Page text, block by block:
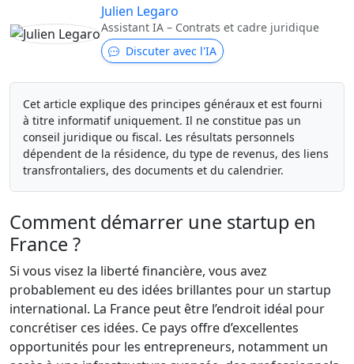
Julien Legaro
Assistant IA – Contrats et cadre juridique
Discuter avec l'IA
Cet article explique des principes généraux et est fourni
à titre informatif uniquement. Il ne constitue pas un
conseil juridique ou fiscal. Les résultats personnels
dépendent de la résidence, du type de revenus, des liens
transfrontaliers, des documents et du calendrier.
Comment démarrer une startup en
France ?
Si vous visez la liberté financière, vous avez
probablement eu des idées brillantes pour un startup
international. La France peut être l’endroit idéal pour
concrétiser ces idées. Ce pays offre d’excellentes
opportunités pour les entrepreneurs, notamment un